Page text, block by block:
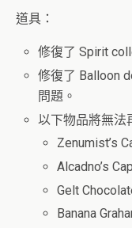
道具：
修復了 Spirit
修復了 Balloon
問題。
以下物品將無法
Zenumist’s
Alcadno’s
Gelt
Banana